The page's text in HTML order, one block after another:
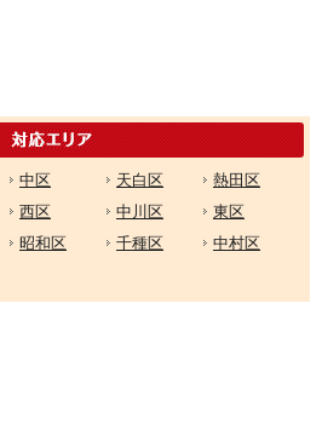
中区 天白区
熱田区
西区 中川区
東区
昭和区 千種区
中村区